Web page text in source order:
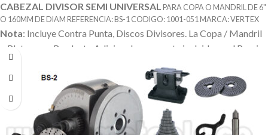
CABEZAL DIVISOR SEMI UNIVERSAL PARA COPA O MANDRIL DE 6"
O 160MM DE DIAM REFERENCIA: BS-1 CODIGO: 1001-051 MARCA: VERTEX
Nota: Incluye Contra Punta, Discos Divisores. La Copa / Mandril
o Plato es un Producto Adicional que no esta incluido en el Precio